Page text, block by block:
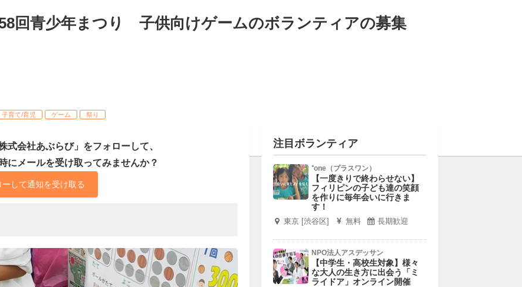
回青少年まつり 子供向けゲームのボランティアの募集
子育て/育児 ゲーム 祭り
式会社あぶらび」をフォローして、
にメールを受け取ってみませんか？
ーして通知を受け取る
注目ボランティア
⁺one（プラスワン）
【一度きりで終わらせない】
フィリピンの子ども達の笑顔
を作りに毎年会いに行きま
す！
東京 [渋谷区] 無料 長期歓迎
NPO法人アスデッサン
【中学生・高校生対象】様々
な大人の生き方に出会う「ミ
ライドア」オンライン開催